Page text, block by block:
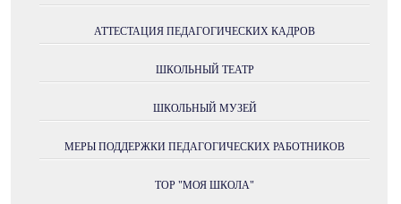
АТТЕСТАЦИЯ ПЕДАГОГИЧЕСКИХ КАДРОВ
ШКОЛЬНЫЙ ТЕАТР
ШКОЛЬНЫЙ МУЗЕЙ
МЕРЫ ПОДДЕРЖКИ ПЕДАГОГИЧЕСКИХ РАБОТНИКОВ
ТОР "МОЯ ШКОЛА"